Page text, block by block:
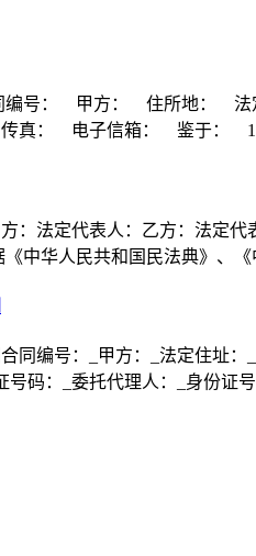
同编号： 甲方： 住所地
： 电子信箱： 鉴于： 1
：法定代表人：乙方：法定
《中华人民共和国民法典》、
同编号：_甲方：_法定住址
号码：_委托代理人：_身份证